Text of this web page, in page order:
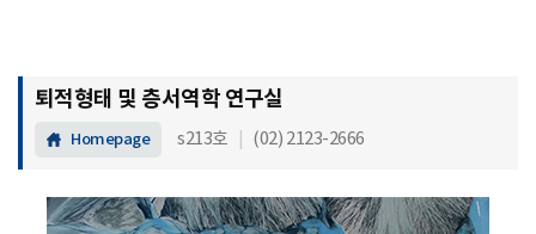
퇴적형태 및 층서역학 연구실
Homepage s213호 (02) 2123-2666​